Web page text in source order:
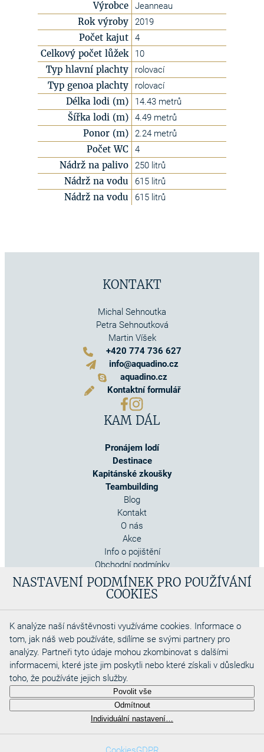
NASTAVENÍ PODMÍNEK PRO POUŽÍVÁNÍ
COOKIES
K analýze naší návštěvnosti využíváme cookies. Informace o
tom, jak náš web používáte, sdílíme se svými partnery pro
analýzy. Partneři tyto údaje mohou zkombinovat s dalšími
informacemi, které jste jim poskytli nebo které získali v důsledku
toho, že používáte jejich služby.
Povolit vše
Odmítnout
Individuální nastavení…
Výrobce Jeanneau
Rok výroby 2019
Počet kajut 4
Celkový počet lůžek 10
Typ hlavní plachty rolovací
Typ genoa plachty rolovací
Délka lodi (m) 14.43 metrů
Šířka lodi (m) 4.49 metrů
Ponor (m) 2.24 metrů
Počet WC 4
Nádrž na palivo 250 litrů
Nádrž na vodu 615 litrů
Nádrž na vodu 615 litrů
KONTAKT
Michal Sehnoutka
Petra Sehnoutková
Martin Víšek
+420 774 736 627
info@aquadino.cz
aquadino.cz
Kontaktní formulář
KAM DÁL
Pronájem lodí
Destinace
Kapitánské zkoušky
Teambuilding
Blog
Kontakt
O nás
Akce
Info o pojištění
Obchodní podmínky
Cookies
Copyright 2026
Aquadino s.r.o
Webdesigned by